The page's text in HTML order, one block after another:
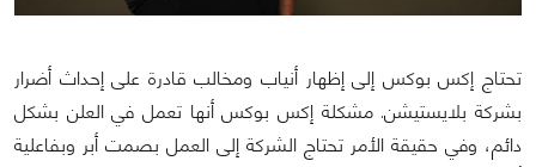
تحتاج إكس بوكس إلى إظهار أنياب ومخالب قادرة على إحداث أضرار
بشركة بلايستيشن. مشكلة إكس بوكس أنها تعمل في العلن بشكل
دائم، وفي حقيقة الأمر تحتاج الشركة إلى العمل بصمت أبر وبفاعلية